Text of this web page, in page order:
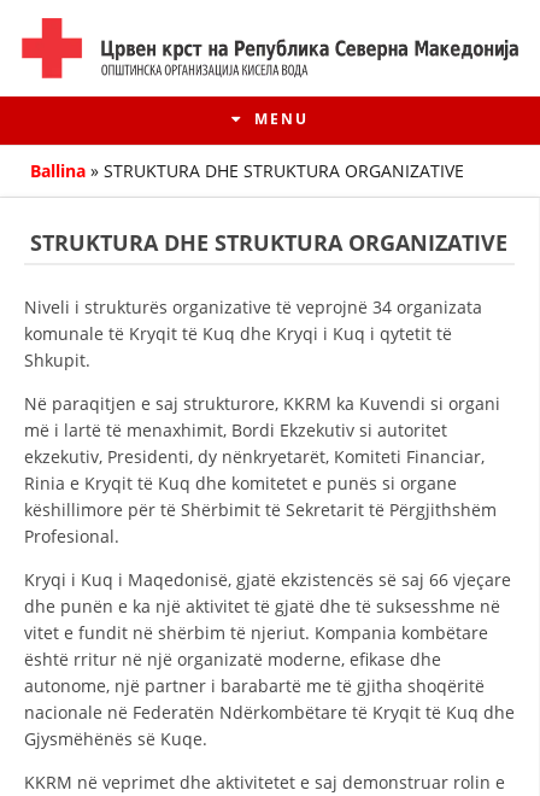
MENU
HISTORIA E LËVIZJES
HISTORIA E KRYQIT TË KUQ
KONTAKT INFORMACIONE
ANËTARËSIMI NË STRUKTURAT PROFESIONALE
LIGJI I KRYQIT TË KUQ
STATUTI I KRYQIT TË KUQ
Ballina » STRUKTURA DHE STRUKTURA ORGANIZATIVE
STRUKTURA DHE STRUKTURA ORGANIZATIVE
Niveli i strukturës organizative të veprojnë 34 organizata
komunale të Kryqit të Kuq dhe Kryqi i Kuq i qytetit të
Shkupit.
Në paraqitjen e saj strukturore, KKRM ka Kuvendi si organi
më i lartë të menaxhimit, Bordi Ekzekutiv si autoritet
ekzekutiv, Presidenti, dy nënkryetarët, Komiteti Financiar,
Rinia e Kryqit të Kuq dhe komitetet e punës si organe
këshillimore për të Shërbimit të Sekretarit të Përgjithshëm
Profesional.
Kryqi i Kuq i Maqedonisë, gjatë ekzistencës së saj 66 vjeçare
dhe punën e ka një aktivitet të gjatë dhe të suksesshme në
vitet e fundit në shërbim të njeriut. Kompania kombëtare
është rritur në një organizatë moderne, efikase dhe
autonome, një partner i barabartë me të gjitha shoqëritë
nacionale në Federatën Ndërkombëtare të Kryqit të Kuq dhe
Gjysmëhënës së Kuqe.
KKRM në veprimet dhe aktivitetet e saj demonstruar rolin e